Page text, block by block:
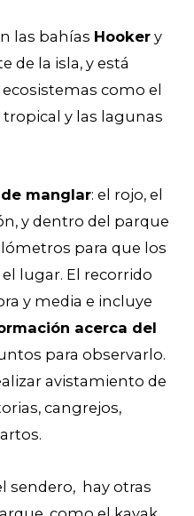
las bahías Hooker y
de la isla, y está
como el
y las lagunas
manglar: el rojo, el
y dentro del parque
para que los
lugar. El recorrido
y media e incluye
acerca del
para observarlo.
avistamiento de
cangrejos,
sendero, hay otras